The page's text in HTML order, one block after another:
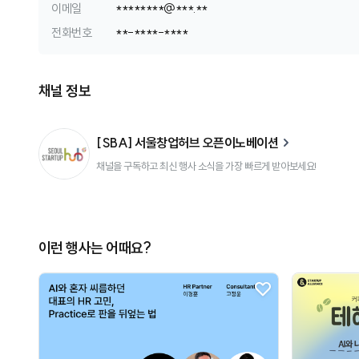
이메일 ********@***.**
전화번호
**-****-****
채널 정보
[SBA] 서울창업허브 오픈이노베이션
채널을 구독하고 최신 행사 소식을 가장 빠르게 받아보세요!
이런 행사는 어때요?